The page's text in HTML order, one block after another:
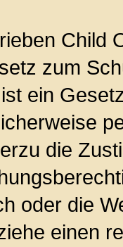
Child
zum
ein
die
oder die
einen